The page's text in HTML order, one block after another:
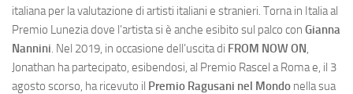
italiana per la valutazione di artisti italiani e stranieri. Torna in Italia al
Premio Lunezia dove l’artista si è anche esibito sul palco con Gianna
Nannini. Nel 2019, in occasione dell’uscita di FROM NOW ON,
Jonathan ha partecipato, esibendosi, al Premio Rascel a Roma e, il 3
agosto scorso, ha ricevuto il Premio Ragusani nel Mondo nella sua